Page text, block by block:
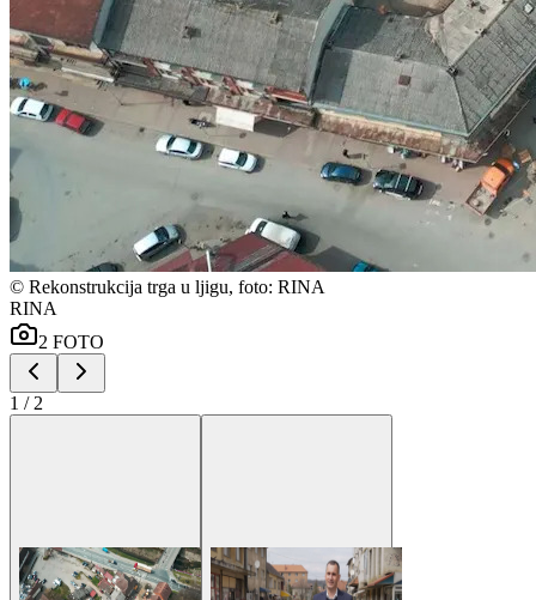
© Rekonstrukcija trga u ljigu, foto: RINA
RINA
2 FOTO
1 / 2